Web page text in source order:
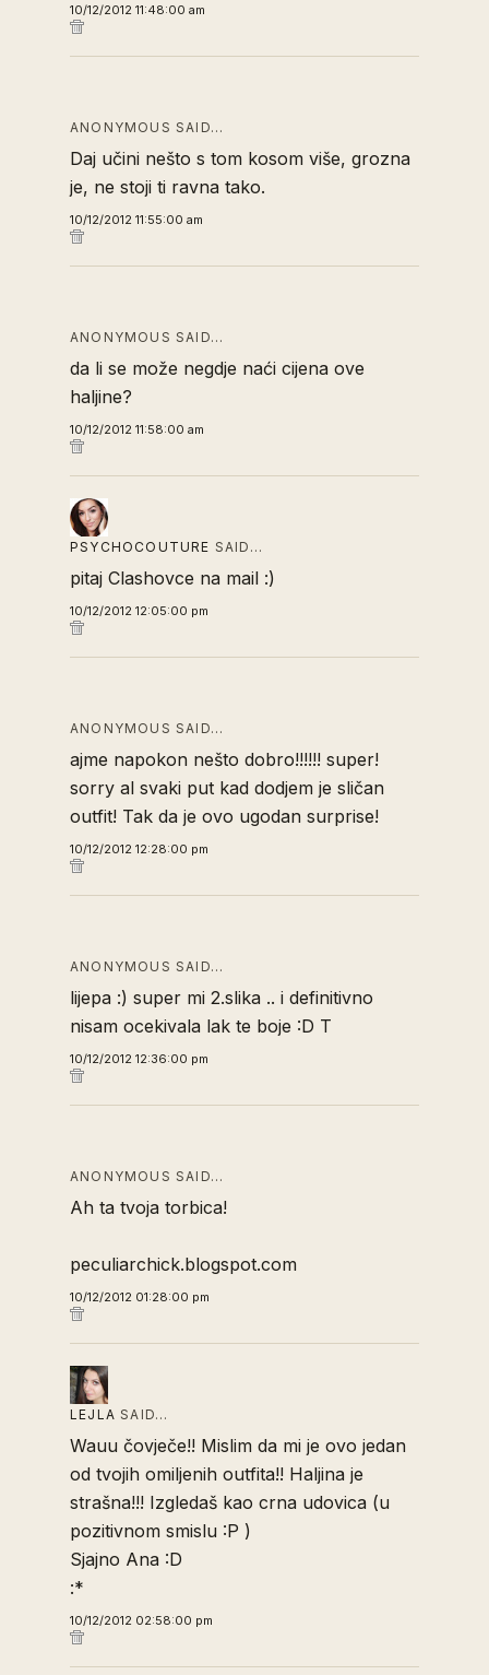
10/12/2012 11:48:00 am
ANONYMOUS SAID…
Daj učini nešto s tom kosom više, grozna
je, ne stoji ti ravna tako.
10/12/2012 11:55:00 am
ANONYMOUS SAID…
da li se može negdje naći cijena ove
haljine?
10/12/2012 11:58:00 am
PSYCHOCOUTURE SAID…
pitaj Clashovce na mail :)
10/12/2012 12:05:00 pm
ANONYMOUS SAID…
ajme napokon nešto dobro!!!!!! super!
sorry al svaki put kad dodjem je sličan
outfit! Tak da je ovo ugodan surprise!
10/12/2012 12:28:00 pm
ANONYMOUS SAID…
lijepa :) super mi 2.slika .. i definitivno
nisam ocekivala lak te boje :D T
10/12/2012 12:36:00 pm
ANONYMOUS SAID…
Ah ta tvoja torbica!
peculiarchick.blogspot.com
10/12/2012 01:28:00 pm
LEJLA SAID…
Wauu čovječe!! Mislim da mi je ovo jedan
od tvojih omiljenih outfita!! Haljina je
strašna!!! Izgledaš kao crna udovica (u
pozitivnom smislu :P )
Sjajno Ana :D
:*
10/12/2012 02:58:00 pm